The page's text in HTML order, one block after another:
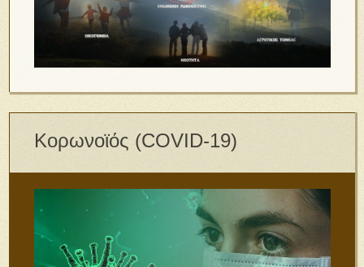
Κορωνοϊός (COVID-19)